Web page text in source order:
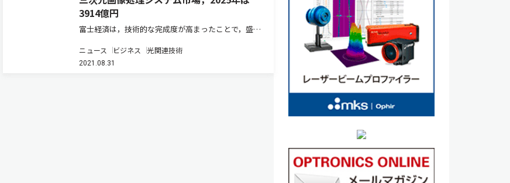
3914億円
富士経済は，技術的な完成度が高まったことで，盛り
界市場を調査し，その結果を「3D Vision System 市場
の全貌と将来性に関する考察」にまとめた（ニュース
ニュース ビジネス 光関連技術
2021.08.31